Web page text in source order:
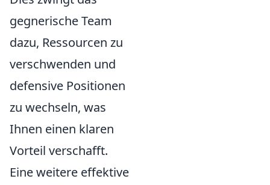
gegnerische Team
dazu, Ressourcen zu
verschwenden und
defensive Positionen
zu wechseln, was
Ihnen einen klaren
Vorteil verschafft.
Eine weitere effektive